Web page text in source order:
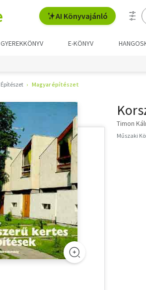
AI Könyvajánló
GYEREKKÖNYV E-KÖNYV
Építészet Magyar építészet
Timon
Műszaki